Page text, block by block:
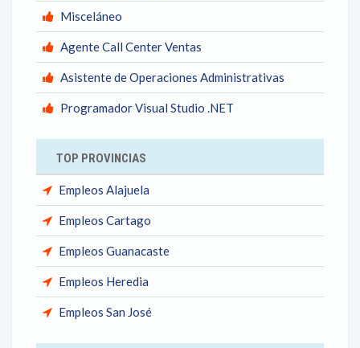
Misceláneo
Agente Call Center Ventas
Asistente de Operaciones Administrativas
Programador Visual Studio .NET
TOP PROVINCIAS
Empleos Alajuela
Empleos Cartago
Empleos Guanacaste
Empleos Heredia
Empleos San José